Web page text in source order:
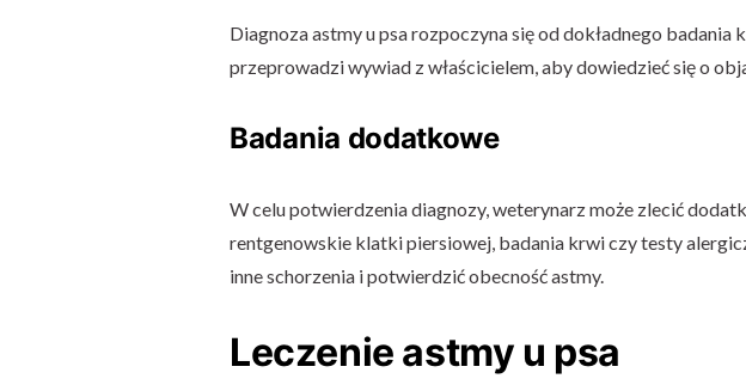
Diagnoza astmy u psa rozpoczyna się od dokładnego badania
przeprowadzi wywiad z właścicielem, aby dowiedzieć się o
Badania dodatkowe
W celu potwierdzenia diagnozy, weterynarz może zlecić
rentgenowskie klatki piersiowej, badania krwi czy testy
inne schorzenia i potwierdzić obecność astmy.
Leczenie astmy u psa